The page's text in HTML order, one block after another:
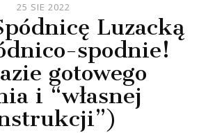
25 SIE 2022
Luzacką
spodnie!
gotowego
i “własnej